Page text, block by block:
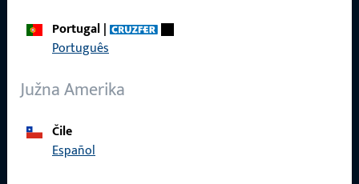
Portugal|
Português
Južna Amerika
Čile
Español
Proizvodi